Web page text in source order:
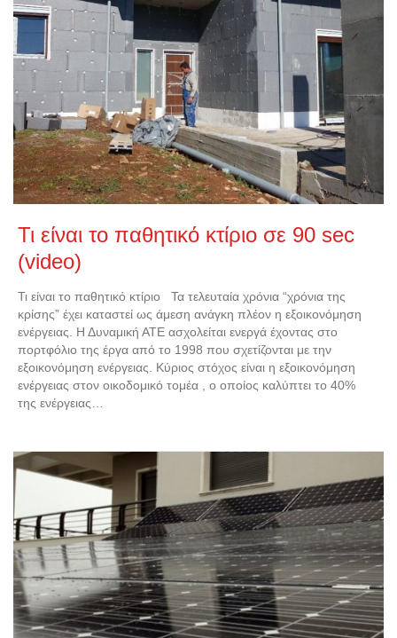
Τι είναι το παθητικό κτίριο σε 90 sec
(video)
Τι είναι το παθητικό κτίριο Τα τελευταία χρόνια “χρόνια της
κρίσης” έχει καταστεί ως άμεση ανάγκη πλέον η εξοικονόμηση
ενέργειας. Η Δυναμική ΑΤΕ ασχολείται ενεργά έχοντας στο
πορτφόλιο της έργα από το 1998 που σχετίζονται με την
εξοικονόμηση ενέργειας. Κύριος στόχος είναι η εξοικονόμηση
ενέργειας στον οικοδομικό τομέα , ο οποίος καλύπτει το 40%
της ενέργειας…